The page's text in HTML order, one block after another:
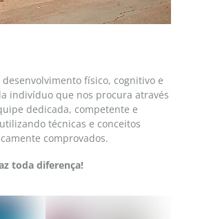
físico, cognitivo e
indivíduo que nos procura através
dedicada, competente e
técnicas e conceitos
comprovados.
toda diferença!